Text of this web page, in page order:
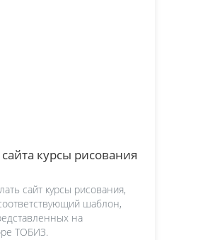
курсы рисования
сайт курсы рисования,
шаблон,
на
ТОБИЗ.